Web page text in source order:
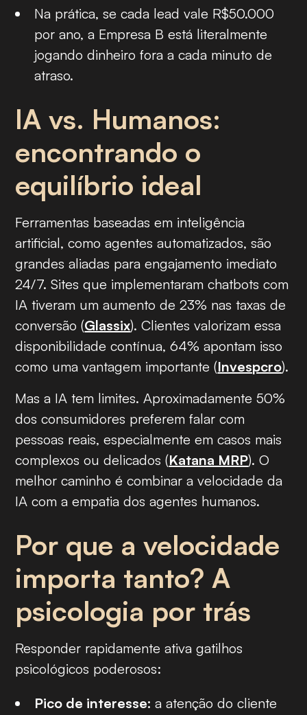
Na prática, se cada lead vale R$50.000
por ano, a Empresa B está literalmente
jogando dinheiro fora a cada minuto de
atraso.
IA vs. Humanos:
encontrando o
equilíbrio ideal
Ferramentas baseadas em inteligência
artificial, como agentes automatizados, são
grandes aliadas para engajamento imediato
24/7. Sites que implementaram chatbots com
IA tiveram um aumento de 23% nas taxas de
conversão (Glassix). Clientes valorizam essa
disponibilidade contínua, 64% apontam isso
como uma vantagem importante (Invespcro).
Mas a IA tem limites. Aproximadamente 50%
dos consumidores preferem falar com
pessoas reais, especialmente em casos mais
complexos ou delicados (Katana MRP). O
melhor caminho é combinar a velocidade da
IA com a empatia dos agentes humanos.
Por que a velocidade
importa tanto? A
psicologia por trás
Responder rapidamente ativa gatilhos
psicológicos poderosos:
Pico de interesse:a atenção do cliente